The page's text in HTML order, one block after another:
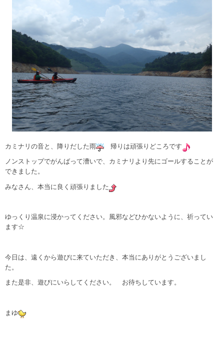
カミナリの音と、降りだした雨 帰りは頑張りどころです
ノンストップでがんばって漕いで、カミナリより先にゴールすることが
できました。
みなさん、本当に良く頑張りました
ゆっくり温泉に浸かってください。風邪などひかないように、祈ってい
ます☆
今日は、遠くから遊びに来ていただき、本当にありがとうございまし
た。
また是非、遊びにいらしてください。 お待ちしています。
まゆ